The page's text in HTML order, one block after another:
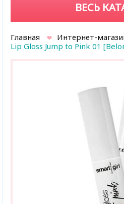
ВЕСЬ
Главная Интернет-
Lip Gloss Jump to Pink 01